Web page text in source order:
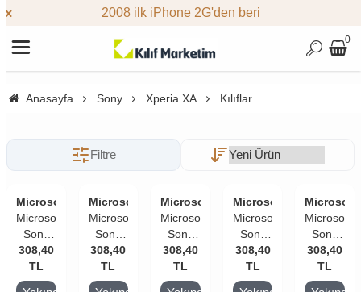
2008 ilk iPhone 2G'den beri
0
Anasayfa Sony Xperia XA Kılıflar
Filtre
Microsonic
Microsonic
Sony
Xperia
Xa
Cüzdanlı
308,40
TL
Microsonic
Microsonic
Sony
Xperia
Xa
Cüzdanlı
308,40
TL
Microsonic
Microsonic
Sony
Xperia
Xa
Cüzdanlı
308,40
TL
Microsonic
Microsonic
Sony
Xperia
Xa
Cüzdanlı
308,40
TL
Microsonic
Sony
Xperia
Xa
Cüzdanlı
308,40
TL